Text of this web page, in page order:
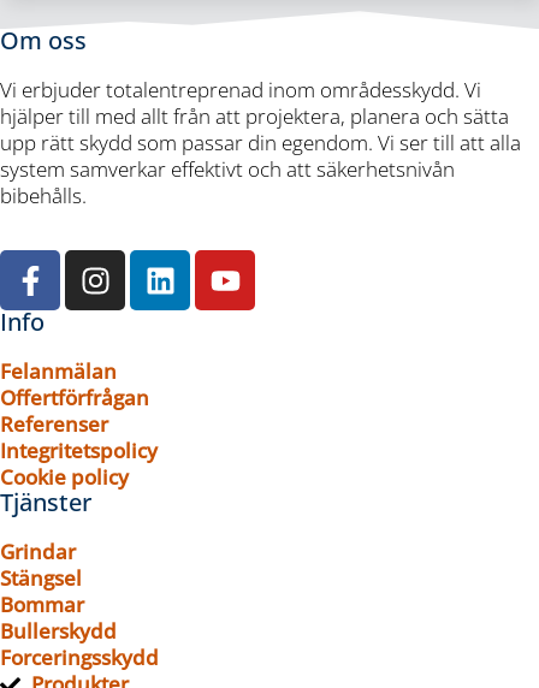
Om oss
Vi erbjuder totalentreprenad inom områdesskydd. Vi
hjälper till med allt från att projektera, planera och sätta
upp rätt skydd som passar din egendom. Vi ser till att alla
system samverkar effektivt och att säkerhetsnivån
bibehålls.
Info
Felanmälan
Offertförfrågan
Referenser
Integritetspolicy
Cookie policy
Tjänster
Grindar
Stängsel
Bommar
Bullerskydd
Forceringsskydd